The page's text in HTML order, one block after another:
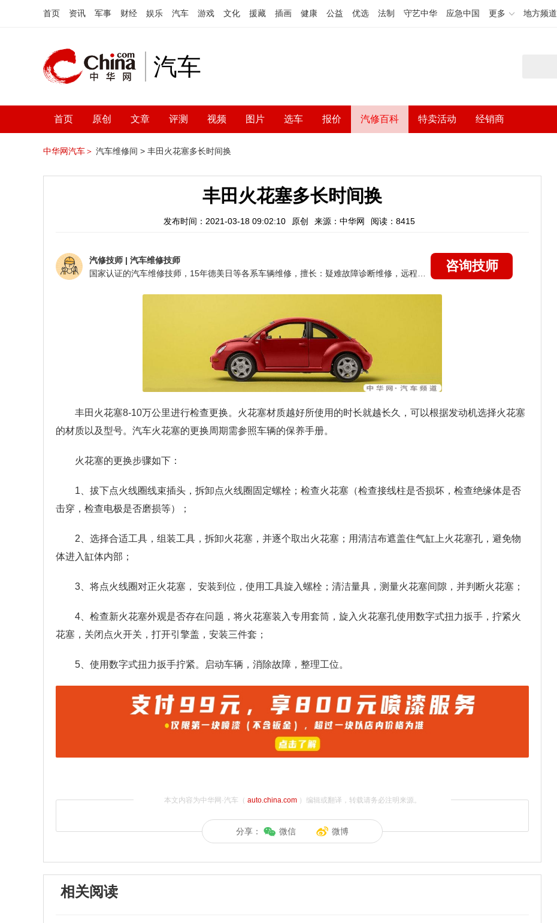
首页 资讯 军事 财经 娱乐 汽车 游戏 文化 援藏 插画 健康 公益 优选 法制 守艺中华 应急中国 更多 地方频道
汽车
首页 原创 文章 评测 视频 图片 选车 报价 汽修百科 特卖活动 经销商
中华网汽车＞ 汽车维修间 > 丰田火花塞多长时间换
丰田火花塞多长时间换
发布时间：2021-03-18 09:02:10 原创 来源：中华网 阅读：8415
汽修技师 | 汽车维修技师
咨询技师
丰田火花塞8-10万公里进行检查更换。火花塞材质越好所使用的时长就越长久，可以根据发动机选择火花塞
的材质以及型号。汽车火花塞的更换周期需参照车辆的保养手册。
火花塞的更换步骤如下：
1、拔下点火线圈线束插头，拆卸点火线圈固定螺栓；检查火花塞（检查接线柱是否损坏，检查绝缘体是否
击穿，检查电极是否磨损等）；
2、选择合适工具，组装工具，拆卸火花塞，并逐个取出火花塞；用清洁布遮盖住气缸上火花塞孔，避免物
体进入缸体内部；
3、将点火线圈对正火花塞， 安装到位，使用工具旋入螺栓；清洁量具，测量火花塞间隙，并判断火花塞；
4、检查新火花塞外观是否存在问题，将火花塞装入专用套筒，旋入火花塞孔使用数字式扭力扳手，拧紧火
花塞，关闭点火开关，打开引擎盖，安装三件套；
5、使用数字式扭力扳手拧紧。启动车辆，消除故障，整理工位。
本文内容为中华网·汽车（ auto.china.com）编辑或翻译，转载请务必注明来源。
分享： 微信 微博
相关阅读